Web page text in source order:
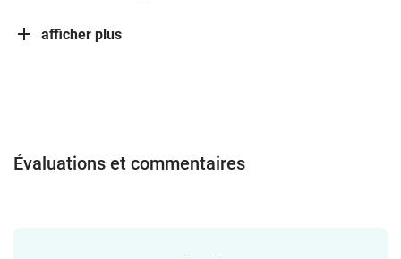
afficher plus
Évaluations et commentaires